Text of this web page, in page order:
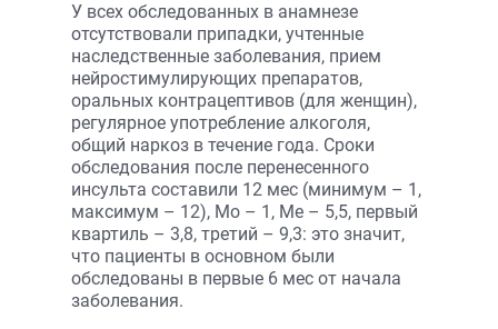
У всех обследованных в анамнезе
отсутствовали припадки, учтенные
наследственные заболевания, прием
нейростимулирующих препаратов,
оральных контрацептивов (для женщин),
регулярное употребление алкоголя,
общий наркоз в течение года. Сроки
обследования после перенесенного
инсульта составили 12 мес (минимум – 1,
максимум – 12), Мо – 1, Ме – 5,5, первый
квартиль – 3,8, третий – 9,3: это значит,
что пациенты в основном были
обследованы в первые 6 мес от начала
заболевания.